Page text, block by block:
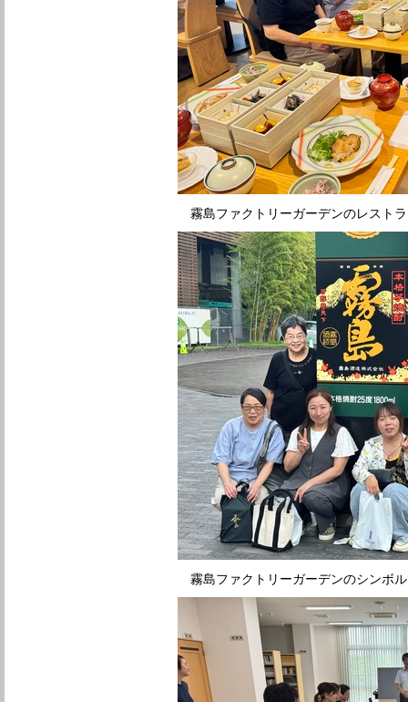
霧島ファクトリーガーデンのレスト
霧島ファクトリーガーデンのシンボ